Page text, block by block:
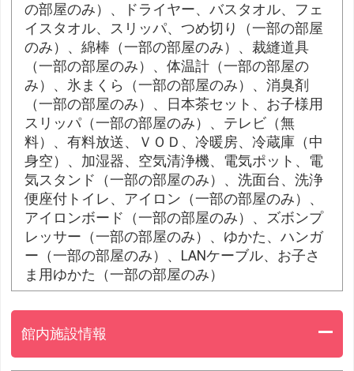
の部屋のみ）、ドライヤー、バスタオル、フェ
イスタオル、スリッパ、つめ切り（一部の部屋
のみ）、綿棒（一部の部屋のみ）、裁縫道具
（一部の部屋のみ）、体温計（一部の部屋の
み）、氷まくら（一部の部屋のみ）、消臭剤
（一部の部屋のみ）、日本茶セット、お子様用
スリッパ（一部の部屋のみ）、テレビ（無
料）、有料放送、ＶＯＤ、冷暖房、冷蔵庫（中
身空）、加湿器、空気清浄機、電気ポット、電
気スタンド（一部の部屋のみ）、洗面台、洗浄
便座付トイレ、アイロン（一部の部屋のみ）、
アイロンボード（一部の部屋のみ）、ズボンプ
レッサー（一部の部屋のみ）、ゆかた、ハンガ
ー（一部の部屋のみ）、LANケーブル、お子さ
ま用ゆかた（一部の部屋のみ）
館内施設情報